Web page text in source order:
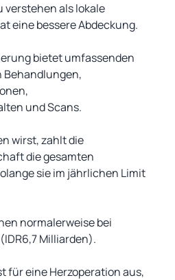
verstehen als lokale
eine bessere Abdeckung.
bietet umfassenden
und Scans.
wirst, zahlt die
die gesamten
sie im jährlichen Limit
normalerweise bei
Milliarden).
für eine Herzoperation aus,